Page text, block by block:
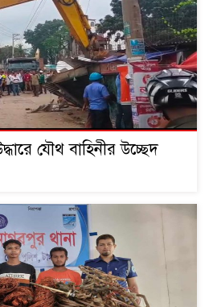
যৌথ বাহিনীর উচ্ছেদ